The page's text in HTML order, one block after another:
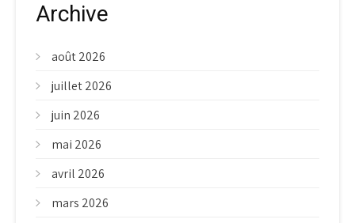
Archive
août 2026
juillet 2026
juin 2026
mai 2026
avril 2026
mars 2026